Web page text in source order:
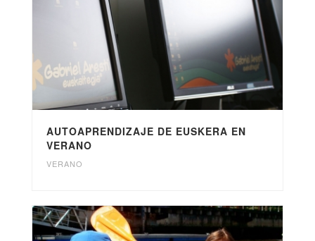
AUTOAPRENDIZAJE DE EUSKERA EN
VERANO
VERANO